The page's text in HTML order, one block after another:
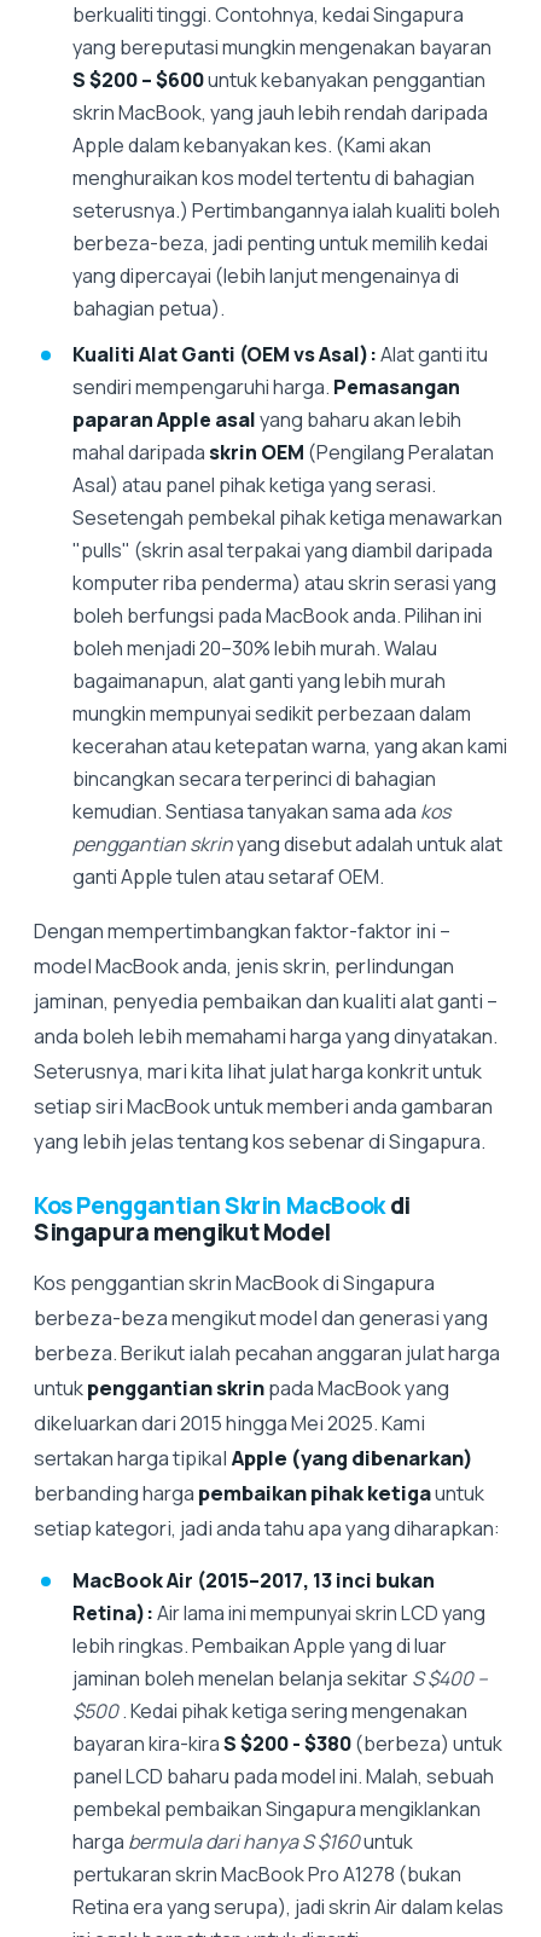
berkualiti tinggi. Contohnya, kedai Singapura
yang bereputasi mungkin mengenakan bayaran
S $200 – $600untuk kebanyakan penggantian
skrin MacBook, yang jauh lebih rendah daripada
Apple dalam kebanyakan kes. (Kami akan
menghuraikan kos model tertentu di bahagian
seterusnya.) Pertimbangannya ialah kualiti boleh
berbeza-beza, jadi penting untuk memilih kedai
yang dipercayai (lebih lanjut mengenainya di
bahagian petua).
Kualiti Alat Ganti (OEM vs Asal):Alat ganti itu
sendiri mempengaruhi harga. Pemasangan
paparan Apple asalyang baharu akan lebih
mahal daripadaskrin OEM (Pengilang Peralatan
Asal) atau panel pihak ketiga yang serasi.
Sesetengah pembekal pihak ketiga menawarkan
"pulls" (skrin asal terpakai yang diambil daripada
komputer riba penderma) atau skrin serasi yang
boleh berfungsi pada MacBook anda. Pilihan ini
boleh menjadi 20–30% lebih murah. Walau
bagaimanapun, alat ganti yang lebih murah
mungkin mempunyai sedikit perbezaan dalam
kecerahan atau ketepatan warna, yang akan kami
bincangkan secara terperinci di bahagian
kemudian. Sentiasa tanyakan sama ada kos
penggantian skrinyang disebut adalah untuk alat
ganti Apple tulen atau setaraf OEM.
Dengan mempertimbangkan faktor-faktor ini –
model MacBook anda, jenis skrin, perlindungan
jaminan, penyedia pembaikan dan kualiti alat ganti –
anda boleh lebih memahami harga yang dinyatakan.
Seterusnya, mari kita lihat julat harga konkrit untuk
setiap siri MacBook untuk memberi anda gambaran
yang lebih jelas tentang kos sebenar di Singapura.
Kos Penggantian Skrin MacBookdi
Singapura mengikut Model
Kos penggantian skrin MacBook di Singapura
berbeza-beza mengikut model dan generasi yang
berbeza. Berikut ialah pecahan anggaran julat harga
untukpenggantian skrinpada MacBook yang
dikeluarkan dari 2015 hingga Mei 2025. Kami
sertakan harga tipikal Apple (yang dibenarkan)
berbanding harga pembaikan pihak ketigauntuk
setiap kategori, jadi anda tahu apa yang diharapkan:
MacBook Air (2015–2017, 13 inci bukan
Retina):Air lama ini mempunyai skrin LCD yang
lebih ringkas. Pembaikan Apple yang di luar
jaminan boleh menelan belanja sekitarS $400 –
$500. Kedai pihak ketiga sering mengenakan
bayaran kira-kiraS $200 - $380(berbeza) untuk
panel LCD baharu pada model ini. Malah, sebuah
pembekal pembaikan Singapura mengiklankan
harga bermula dari hanya S $160untuk
pertukaran skrin MacBook Pro A1278 (bukan
Retina era yang serupa), jadi skrin Air dalam kelas